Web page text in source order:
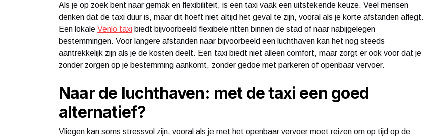
Als je op zoek bent naar gemak en flexibiliteit, is een taxi vaak een uitstekende keuze. Veel mensen
denken dat de taxi duur is, maar dit hoeft niet altijd het geval te zijn, vooral als je korte afstanden aflegt.
Een lokale Venlo taxi biedt bijvoorbeeld flexibele ritten binnen de stad of naar nabijgelegen
bestemmingen. Voor langere afstanden naar bijvoorbeeld een luchthaven kan het nog steeds
aantrekkelijk zijn als je de kosten deelt. Een taxi biedt niet alleen comfort, maar zorgt er ook voor dat je
zonder zorgen op je bestemming aankomt, zonder gedoe met parkeren of openbaar vervoer.
Naar de luchthaven: met de taxi een goed
alternatief?
Vliegen kan soms stressvol zijn, vooral als je met het openbaar vervoer moet reizen om op tijd op de